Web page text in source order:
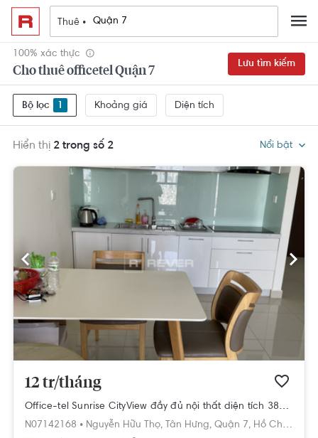
Thuê •
100% xác thực
Cho thuê officetel Quận 7
Lưu tìm kiếm
Bộ lọc 1 Khoảng giá Diện tích
Hiển thị 2 trong số 2 Nổi bật
12 tr/tháng
Office-tel Sunrise CityView đầy đủ nội thất diện tích 38m².
N07142168 • Nguyễn Hữu Thọ, Tân Hưng, Quận 7, Hồ Chí Minh